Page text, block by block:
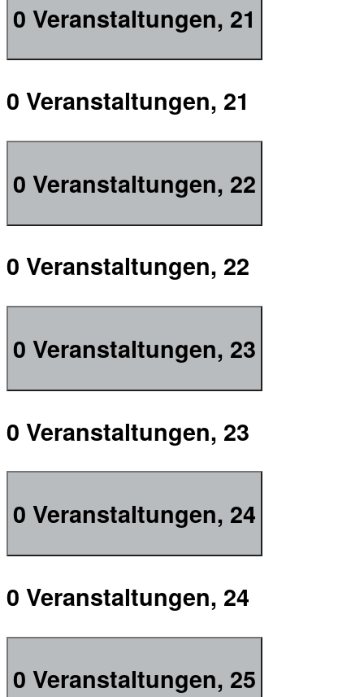
0 Veranstaltungen, 21
0 Veranstaltungen, 21
0 Veranstaltungen, 22
0 Veranstaltungen, 22
0 Veranstaltungen, 23
0 Veranstaltungen, 23
0 Veranstaltungen, 24
0 Veranstaltungen, 24
0 Veranstaltungen, 25